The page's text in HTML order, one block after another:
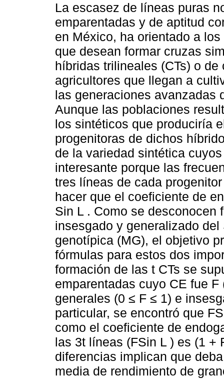
La escasez de líneas puras
emparentadas y de aptitud
en México, ha orientado a
que desean formar cruzas
híbridas trilineales (CTs) o
agricultores que llegan a
las generaciones avanzadas
Aunque las poblaciones
los sintéticos que produciría
progenitoras de dichos
de la variedad sintética
interesante porque las
tres líneas de cada
hacer que el coeficiente de
Sin L . Como se desconocen
insesgado y generalizado
genotípica (MG), el objetivo
fórmulas para estos dos
formación de las t CTs se
emparentadas cuyo CE fue
generales (0 ≤ F ≤ 1) e
particular, se encontró que
como el coeficiente de
las 3t líneas (FSin L ) es (1 +
diferencias implican que
media de rendimiento de